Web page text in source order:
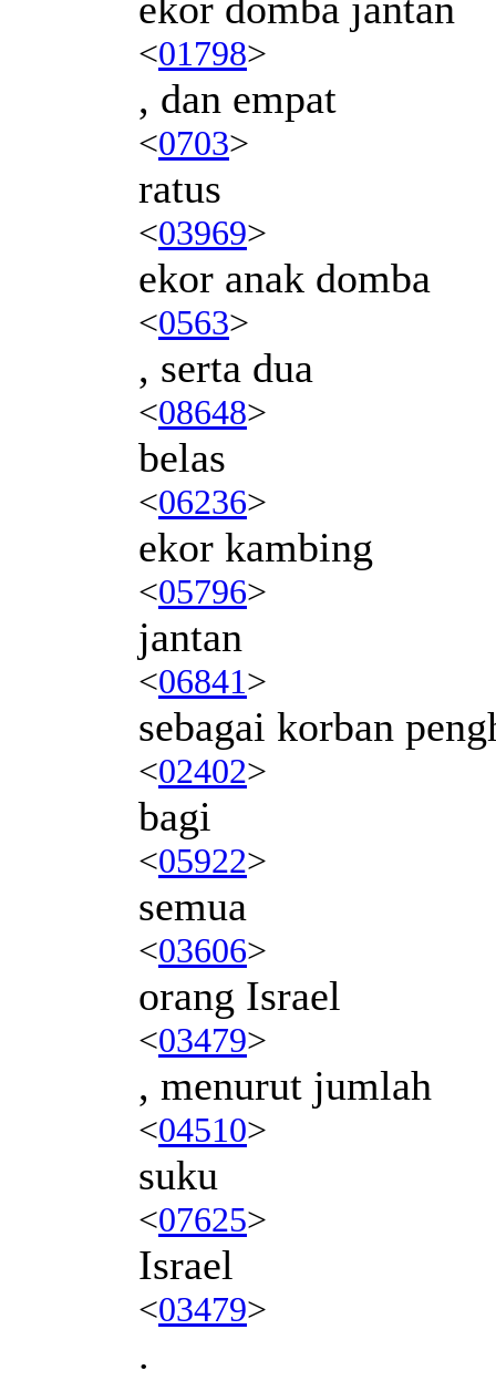
<01798>
, dan empat
<0703>
ratus
<03969>
ekor anak domba
<0563>
, serta dua
<08648>
belas
<06236>
ekor kambing
<05796>
jantan
<06841>
sebagai korban
<02402>
bagi
<05922>
semua
<03606>
orang Israel
<03479>
, menurut jumlah
<04510>
suku
<07625>
Israel
<03479>
.